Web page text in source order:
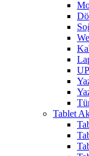
Tablet